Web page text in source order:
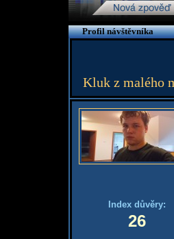
Profil návštěvníka
Kluk z malého
Index důvěry:
26